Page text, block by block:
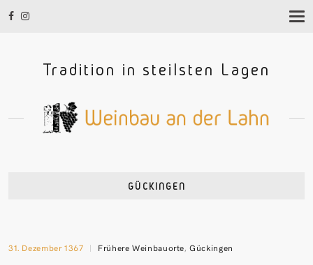
T
V
Tradition in steilsten Lagen
GÜCKINGEN
31. Dezember 1367 Frühere Weinbauorte,Gückingen